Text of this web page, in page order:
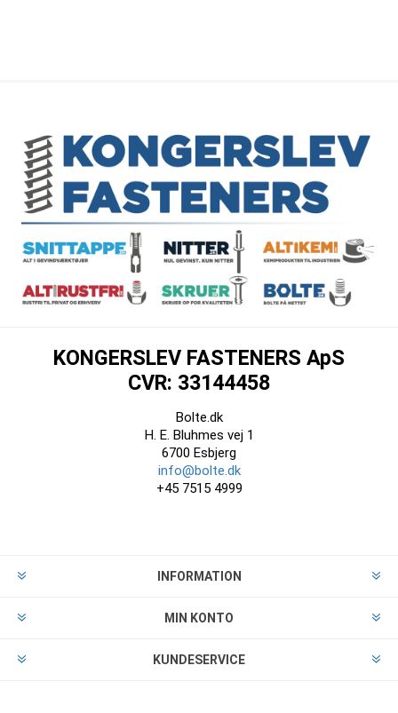
KONGERSLEV FASTENERS ApS
CVR: 33144458
Bolte.dk
H. E. Bluhmes vej 1
6700 Esbjerg
info@bolte.dk
+45 7515 4999
INFORMATION
MIN KONTO
KUNDESERVICE